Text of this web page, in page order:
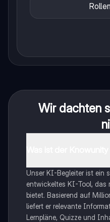
Wir dachten
Unser KI-Begleiter ist ein
entwickeltes KI-Tool, das
bietet. Basierend auf
liefert er relevante
Lernpläne, Quizze und